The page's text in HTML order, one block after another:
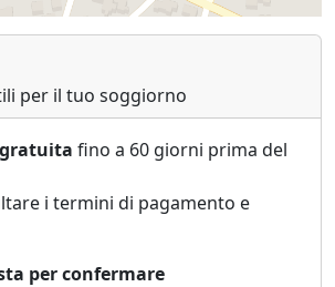
per il tuo soggiorno
fino a 60 giorni prima del
i termini di pagamento e
per confermare